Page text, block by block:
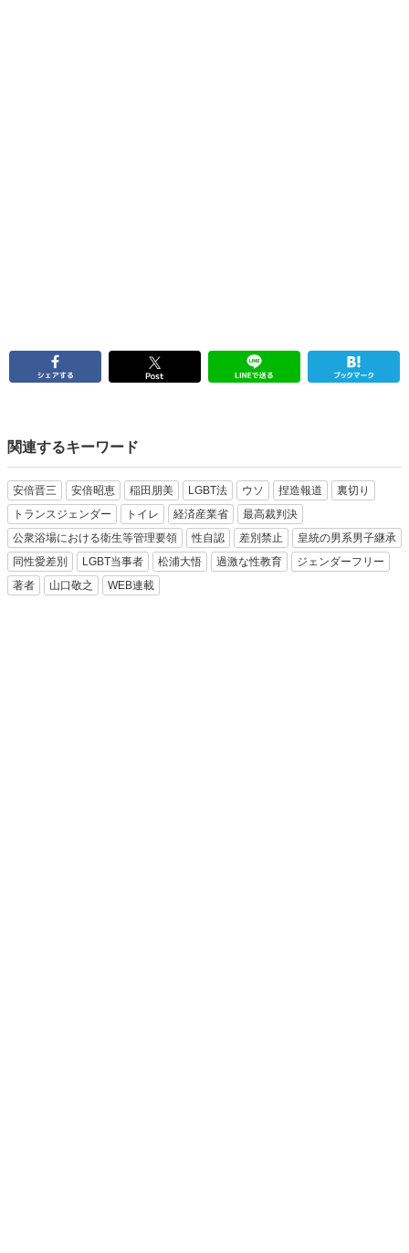
関連するキーワード
安倍晋三 安倍昭恵 稲田朋美 LGBT法 ウソ 捏造報道
裏切り
トランスジェンダー
トイレ 経済産業省
最高裁判決
公衆浴場における衛生等管理要領
性自認 差別禁止
皇統の男系男子継承
同性愛差別
LGBT当事者 松浦大悟 過激な性教育
ジェンダーフリー
著者
山口敬之 WEB連載